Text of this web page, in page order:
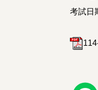
考試日